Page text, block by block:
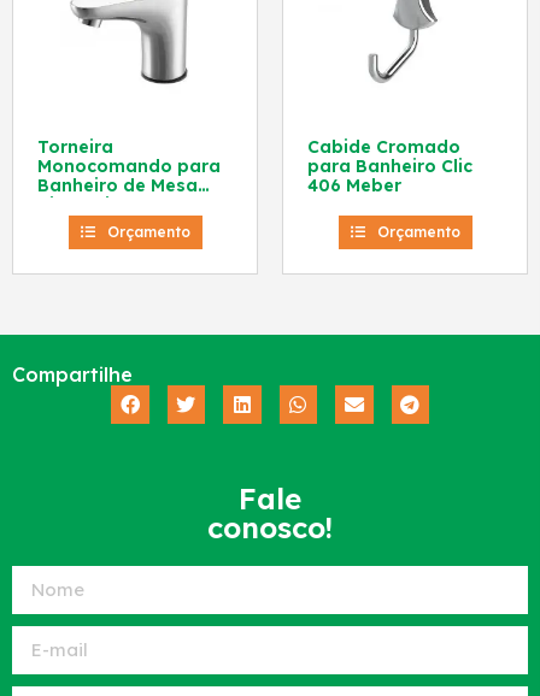
Torneira
Monocomando para
Banheiro de Mesa
Bica Baixa Meber
2875 C78Orçamento
Cabide Cromado
para Banheiro Clic
406 Meber
Orçamento
Compartilhe
Fale
conosco!